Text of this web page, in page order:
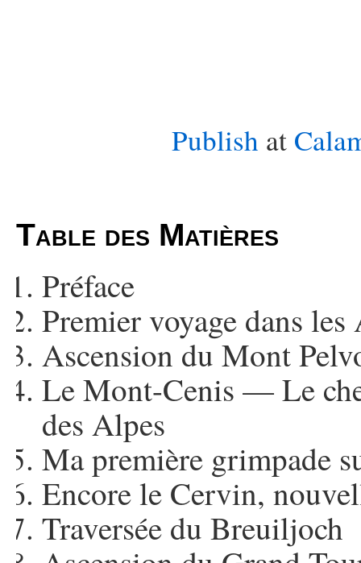
Publish at
Table des Matières
Préface
Premier voyage dans les
Ascension du Mont
Le Mont-Cenis — Le
des Alpes
Ma première grimpade
Encore le Cervin,
Traversée du Breuiljoch